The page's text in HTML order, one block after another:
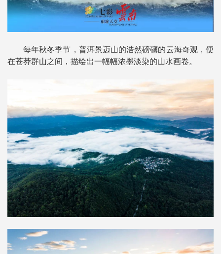
每年秋冬季节，普洱景迈山的浩然磅礴的云海奇观，便
在苍莽群山之间，描绘出一幅幅浓墨淡染的山水画卷。